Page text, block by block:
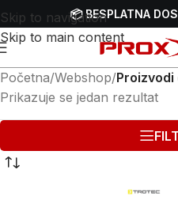
Skip to navigation
Skip to main content
📦 BESPLATNA
Početna/Webshop/Proizvodi
Prikazuje se jedan rezultat